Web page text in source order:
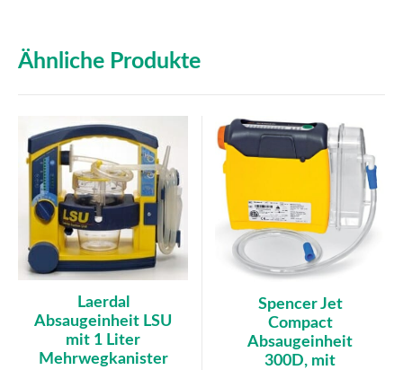
Ähnliche Produkte
Laerdal
Absaugeinheit LSU
mit 1 Liter
Mehrwegkanister
Spencer Jet
Compact
Absaugeinheit
300D, mit